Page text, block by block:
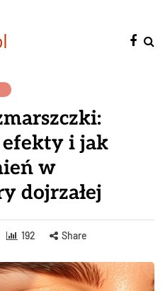
i jak
w
dojrzałej
192 Share